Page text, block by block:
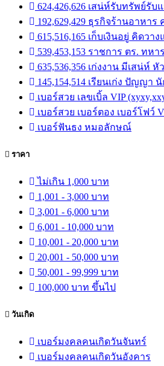
624,426,626 เสน่ห์รับทรัพย์รับ
192,629,429 ธุรกิจร้านอาหาร
615,516,165 เก็บเงินอยู่ คิดวา
539,453,153 ราชการ ตร. ทห
635,536,356 เก่งงาน มีเสน่ห์
145,154,514 เรียนเก่ง ปัญญา
เบอร์สวย เลขเบิ้ล VIP
เบอร์สวย เบอร์ตอง เบอร์โฟว์
เบอร์ฟันธง หมอลักษณ์
ราคา
ไม่เกิน 1,000 บาท
1,001 - 3,000 บาท
3,001 - 6,000 บาท
6,001 - 10,000 บาท
10,001 - 20,000 บาท
20,001 - 50,000 บาท
50,001 - 99,999 บาท
100,000 บาท ขึ้นไป
วันเกิด
เบอร์มงคลคนเกิดวันจันทร์
เบอร์มงคลคนเกิดวันอังคาร